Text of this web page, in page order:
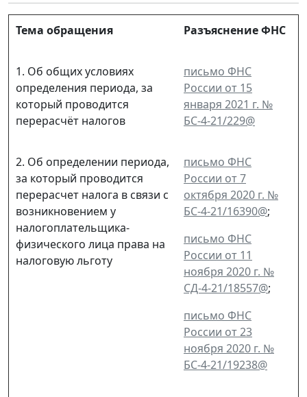
Тема обращения Разъяснение ФНС
1. Об общих условиях
определения периода, за
который проводится
перерасчёт налогов
письмо ФНС
России от 15
января 2021 г. №
БС-4-21/229@
2. Об определении периода,
за который проводится
перерасчет налога в связи с
возникновением у
налогоплательщика-
физического лица права на
налоговую льготу
письмо ФНС
России от 7
октября 2020 г. №
БС-4-21/16390@;
письмо ФНС
России от 11
ноября 2020 г. №
СД-4-21/18557@;
письмо ФНС
России от 23
ноября 2020 г. №
БС-4-21/19238@